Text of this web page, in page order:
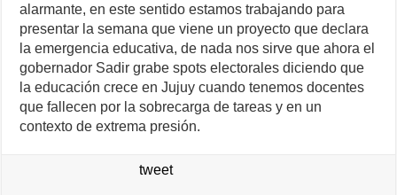
alarmante, en este sentido estamos trabajando para
presentar la semana que viene un proyecto que declara
la emergencia educativa, de nada nos sirve que ahora el
gobernador Sadir grabe spots electorales diciendo que
la educación crece en Jujuy cuando tenemos docentes
que fallecen por la sobrecarga de tareas y en un
contexto de extrema presión.
tweet